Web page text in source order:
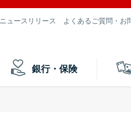
ニュースリリース よくあるご質問・お
銀行・保険